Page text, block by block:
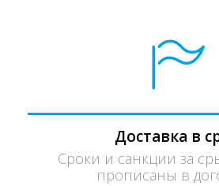
Доставка в
Сроки и санкции за
прописаны в